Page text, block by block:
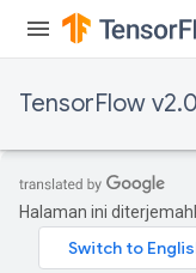
TensorFlow
Halaman ini